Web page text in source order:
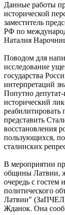
Данные работы
исторической
заместитель
РФ по
Наталия
Поводом для
исследование
государства
интерпретаций
Попутно
исторический
реабилитировать
представить
восстановления
пользующихся,
сталинских
В мероприятии
общины Латвии,
очередь с гостем
политического
Латвии"
Жданок. Она